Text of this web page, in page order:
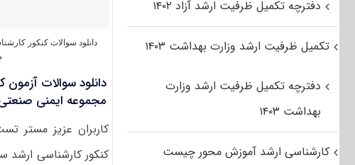
دانلود سوالات کنکور
مجموعه ایمنی صنعتی کد
کاربران عزیز مستر
دفترچه تکمیل ظرفیت ارشد آزاد ۱۴۰۲
تکمیل ظرفیت ارشد وزارت بهداشت ۱۴۰۳
دفترچه تکمیل ظرفیت ارشد وزارت
بهداشت ۱۴۰۳
کارشناسی ارشد آموزش محور چیست